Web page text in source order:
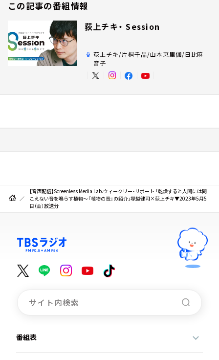
この記事の番組情報
荻上チキ・ Session
荻上チキ/片桐千晶/山本恵里伽/日比麻
音子
【音声配信】Screenless Media Lab.ウィークリー・リポート 「乾燥すると人間には聞
こえない音を鳴らす植物～『植物の音』の紹介」塚越健司×荻上チキ▼2023年5月5
日（金）放送分
番組表